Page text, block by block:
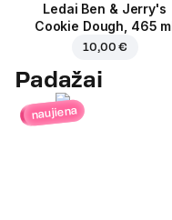
Ledai Ben & Jerry's
Cookie Dough, 465 ml
10,00 €
Padažai
naujiena